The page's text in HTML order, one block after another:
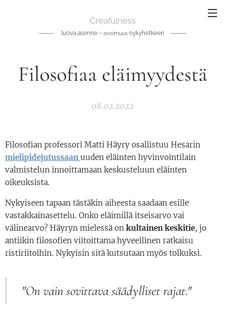
Creafulness
luova asenne ~ avoimuusnykyhetkeen
Filosofiaa eläimyydestä
08.02.2022
Filosofian professori Matti Häyry osallistuu Hesarin
mielipidejutussaan uuden eläinten hyvinvointilain
valmistelun innoittamaan keskusteluun eläinten
oikeuksista.
Nykyiseen tapaan tästäkin aiheesta saadaan esille
vastakkainasettelu. Onko eläimillä itseisarvo vai
välinearvo? Häyryn mielessä on kultainen keskitie, jo
antiikin filosofien viitoittama hyveellinen ratkaisu
ristiriitoihin. Nykyisin sitä kutsutaan myös tolkuksi.
"On vain sovittava säädylliset rajat."